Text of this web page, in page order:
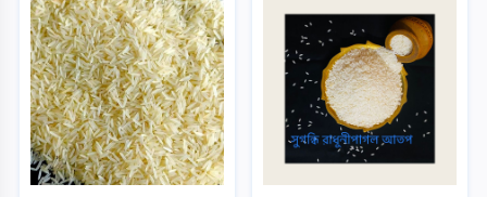
Brands